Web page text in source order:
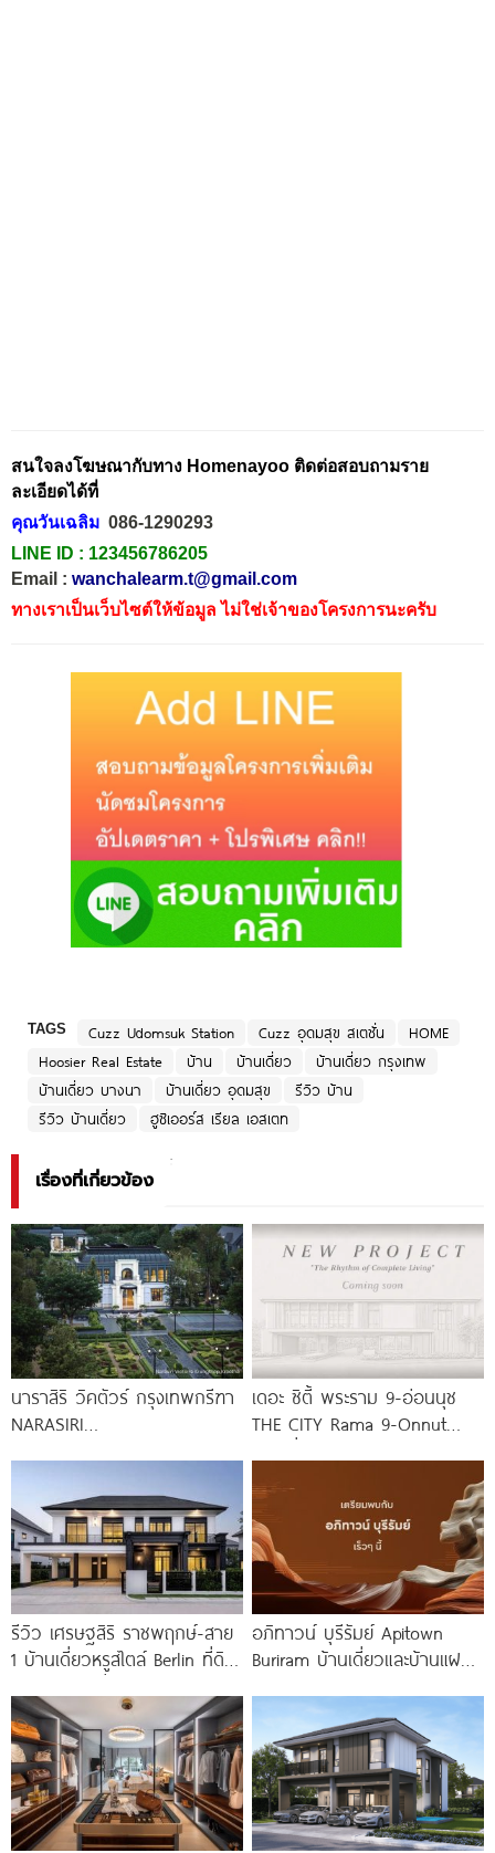
สนใจลงโฆษณากับทาง Homenayoo ติดต่อสอบถามราย
ละเอียดได้ที่
คุณวันเฉลิม 086-1290293
LINE ID : 123456786205
Email : wanchalearm.t@gmail.com
ทางเราเป็นเว็บไซต์ให้ข้อมูล ไม่ใช่เจ้าของโครงการนะครับ
TAGS Cuzz Udomsuk Station Cuzz อุดมสุข สเตชั่น
HOME
Hoosier Real Estate
บ้าน บ้านเดี่ยว
บ้านเดี่ยว กรุงเทพ
บ้านเดี่ยว บางนา
บ้านเดี่ยว อุดมสุข
รีวิว บ้าน
รีวิว บ้านเดี่ยว
ฮูซิเออร์ส เรียล เอสเตท
เรื่องที่เกี่ยวข้อง
นาราสิริ วิคตัวร์ กรุงเทพกรีฑา
NARASIRI
แสนสิริ แรงบันดาลใจจาก Le
เดอะ ซิตี้ พระราม 9-อ่อนนุช
THE CITY Rama 9-Onnut
รีวิว เศรษฐสิริ ราชพฤกษ์-สาย
1 บ้านเดี่ยวหรูสไตล์ Berlin ที่ดิน
อภิทาวน์ บุรีรัมย์ Apitown
Buriram บ้านเดี่ยวและบ้านแฝดซี
นางรอง พร้อม Fitness 24